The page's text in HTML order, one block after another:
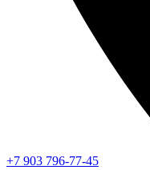
+7 903 796-77-45